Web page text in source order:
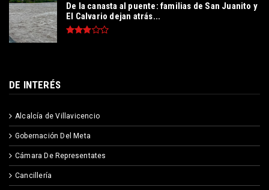
De la canasta al puente: familias de San Juanito y
El Calvario dejan atrás...
DE INTERÉS
Alcalcía de Villavicencio
Gobernación Del Meta
Cámara De Representates
Cancillería